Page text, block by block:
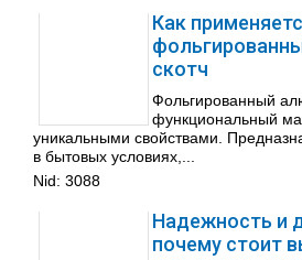
Как
скотч
Фольгированный
функциональный
уникальными свойствами.
в бытовых условиях,...
Nid: 3088
Надежность и
почему стоит